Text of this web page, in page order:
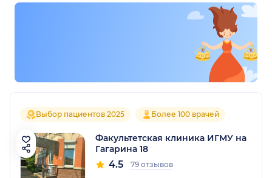
Выбор пациентов 2025 Более 100 врачей
Факультетская клиника ИГМУ на
Гагарина 18
4.5 79 отзывов